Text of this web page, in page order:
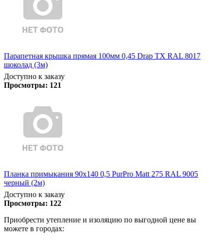
Парапетная крышка прямая 100мм 0,45 Drap TX RAL 8017
шоколад (3м)
Доступно к заказу
Просмотры: 121
Планка примыкания 90х140 0,5 PurPro Matt 275 RAL 9005
черный (2м)
Доступно к заказу
Просмотры: 122
Приобрести утепление и изоляцию по выгодной цене вы
можете в городах: